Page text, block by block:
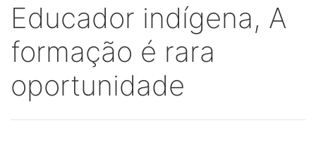
Educador indígena, A
formação é rara
oportunidade